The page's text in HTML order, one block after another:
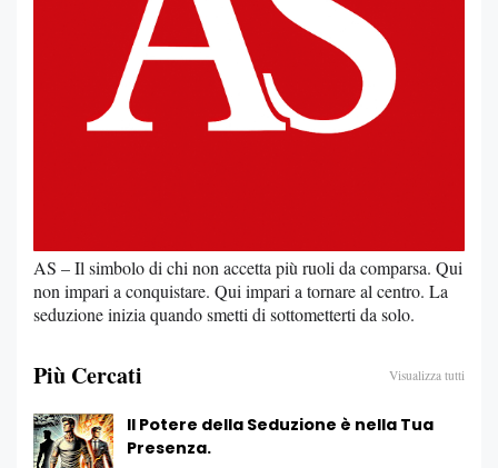
AS – Il simbolo di chi non accetta più ruoli da comparsa. Qui
non impari a conquistare. Qui impari a tornare al centro. La
seduzione inizia quando smetti di sottometterti da solo.
Più Cercati Visualizza tutti
Il Potere della Seduzione è nella Tua
Presenza.